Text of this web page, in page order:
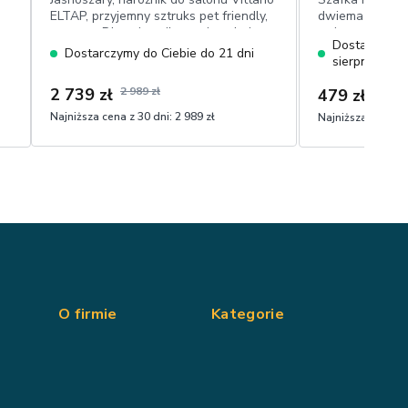
ELTAP, przyjemny sztruks pet friendly,
automat DL, pojemnik, powierzchnia
spania 95x205 cm
Dostarczymy do Ciebie do 21 dni
2 739 zł 2 989 zł
Najniższa cena z 30 dni: 2 989 zł
dwiema
artisan, lamele
sierpnia
479 zł
Najniższa cena z
O firmie Kategorie